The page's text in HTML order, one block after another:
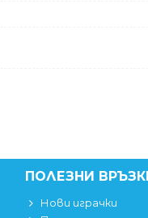
ПОЛЕЗНИ
Нови играчки